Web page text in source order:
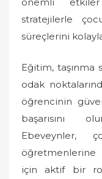
önemli
stratejilerle
süreçlerini
Eğitim, taşınma
odak
öğrencinin
başarısını
Ebeveynler,
öğretmenlerine
için aktif bir rol